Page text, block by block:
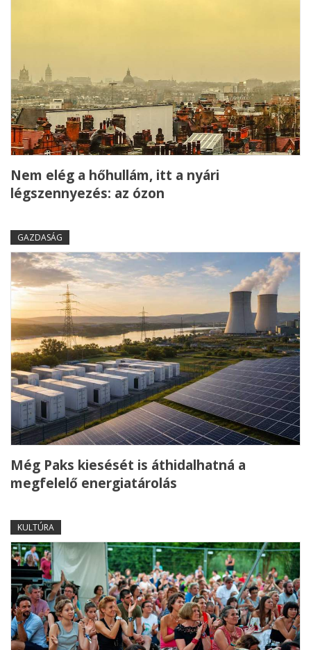
Nem elég a hőhullám, itt a nyári
légszennyezés: az ózon
GAZDASÁG
Még Paks kiesését is áthidalhatná a
megfelelő energiatárolás
KULTÚRA